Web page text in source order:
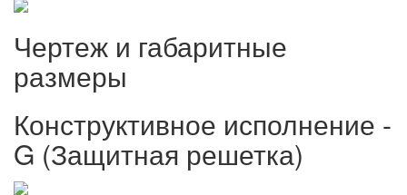
Чертеж и габаритные
размеры
Конструктивное исполнение -
G (Защитная решетка)